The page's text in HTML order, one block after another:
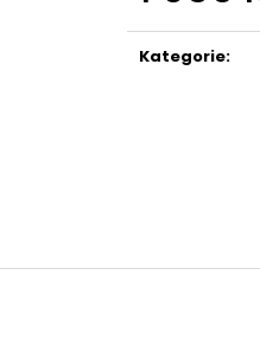
cena:
Kategorie:
LINZ U-TEX